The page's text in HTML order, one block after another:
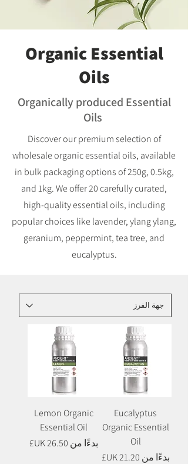
Organic Essential
Oils
Organically produced Essential
Oils
Discover our premium selection of
wholesale organic essential oils, available
in bulk packaging options of 250g, 0.5kg,
and 1kg. We offer 20 carefully curated,
high-quality essential oils, including
popular choices like lavender, ylang ylang,
geranium, peppermint, tea tree, and
eucalyptus.
Eucalyptus
Organic Essential
Oil
بدءًا من
سعر البيع
Lemon Organic
Essential Oil
بدءًا من
سعر البيع